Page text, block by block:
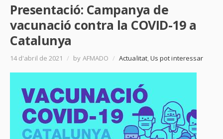
Presentació: Campanya de
vacunació contra la COVID-19 a
Catalunya
14 d'abril de 2021 / by AFMADO / Actualitat,Us pot interessar